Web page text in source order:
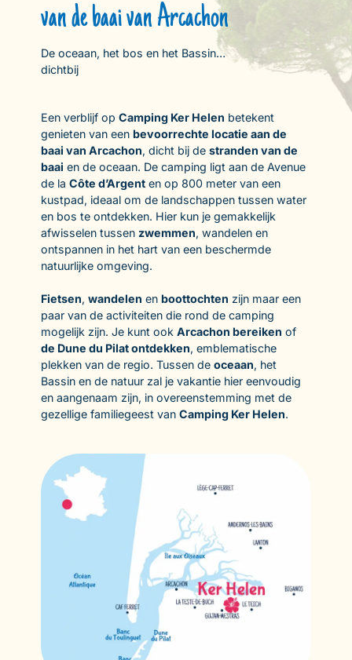
van de baai van Arcachon
De oceaan, het bos en het Bassin…
dichtbij
Een verblijf op Camping Ker Helen betekent
genieten van een bevoorrechte locatie aan de
baai van Arcachon, dicht bij de stranden van de
baai en de oceaan. De camping ligt aan de Avenue
de la Côte d’Argent en op 800 meter van een
kustpad, ideaal om de landschappen tussen water
en bos te ontdekken. Hier kun je gemakkelijk
afwisselen tussen zwemmen, wandelen en
ontspannen in het hart van een beschermde
natuurlijke omgeving.
Fietsen, wandelen en boottochten zijn maar een
paar van de activiteiten die rond de camping
mogelijk zijn. Je kunt ook Arcachon bereiken of
de Dune du Pilat ontdekken, emblematische
plekken van de regio. Tussen de oceaan, het
Bassin en de natuur zal je vakantie hier eenvoudig
en aangenaam zijn, in overeenstemming met de
gezellige familiegeest van Camping Ker Helen.